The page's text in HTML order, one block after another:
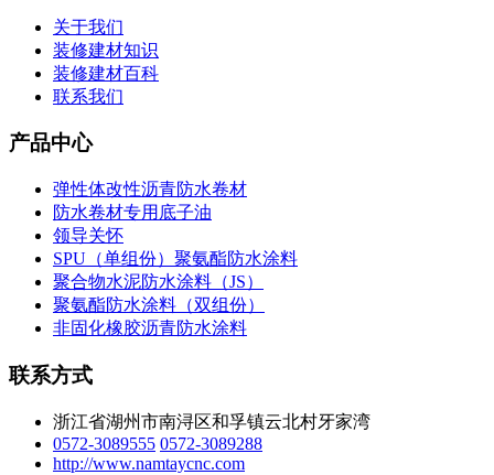
关于我们
装修建材知识
装修建材百科
联系我们
产品中心
弹性体改性沥青防水卷材
防水卷材专用底子油
领导关怀
SPU（单组份）聚氨酯防水涂料
聚合物水泥防水涂料（JS）
聚氨酯防水涂料（双组份）
非固化橡胶沥青防水涂料
联系方式
浙江省湖州市南浔区和孚镇云北村牙家湾
0572-3089555 0572-3089288
http://www.namtaycnc.com